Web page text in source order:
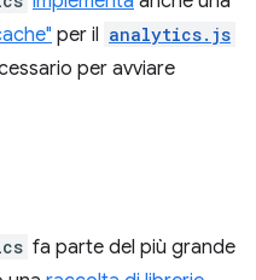
per il analytics.js
per avviare
fa parte del più grande